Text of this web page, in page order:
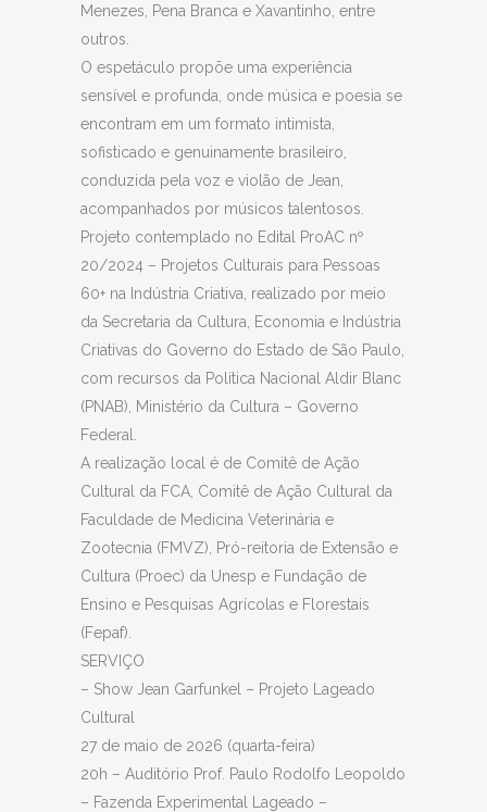
Menezes, Pena Branca e Xavantinho, entre
outros.
O espetáculo propõe uma experiência
sensível e profunda, onde música e poesia se
encontram em um formato intimista,
sofisticado e genuinamente brasileiro,
conduzida pela voz e violão de Jean,
acompanhados por músicos talentosos.
Projeto contemplado no Edital ProAC nº
20/2024 – Projetos Culturais para Pessoas
60+ na Indústria Criativa, realizado por meio
da Secretaria da Cultura, Economia e Indústria
Criativas do Governo do Estado de São Paulo,
com recursos da Política Nacional Aldir Blanc
(PNAB), Ministério da Cultura – Governo
Federal.
A realização local é de Comitê de Ação
Cultural da FCA, Comitê de Ação Cultural da
Faculdade de Medicina Veterinária e
Zootecnia (FMVZ), Pró-reitoria de Extensão e
Cultura (Proec) da Unesp e Fundação de
Ensino e Pesquisas Agrícolas e Florestais
(Fepaf).
SERVIÇO
– Show Jean Garfunkel – Projeto Lageado
Cultural
27 de maio de 2026 (quarta-feira)
20h – Auditório Prof. Paulo Rodolfo Leopoldo
– Fazenda Experimental Lageado –